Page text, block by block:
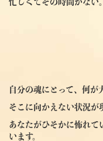
忙しくてその時間がない。
自分の魂にとって、何が
そこに向かえない状況が
あなたがひそかに怖れて
います。